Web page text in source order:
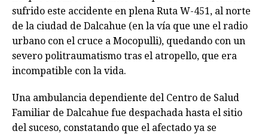
sufrido este accidente en plena Ruta W-451, al norte
de la ciudad de Dalcahue (en la vía que une el radio
urbano con el cruce a Mocopulli), quedando con un
severo politraumatismo tras el atropello, que era
incompatible con la vida.
Una ambulancia dependiente del Centro de Salud
Familiar de Dalcahue fue despachada hasta el sitio
del suceso, constatando que el afectado ya se